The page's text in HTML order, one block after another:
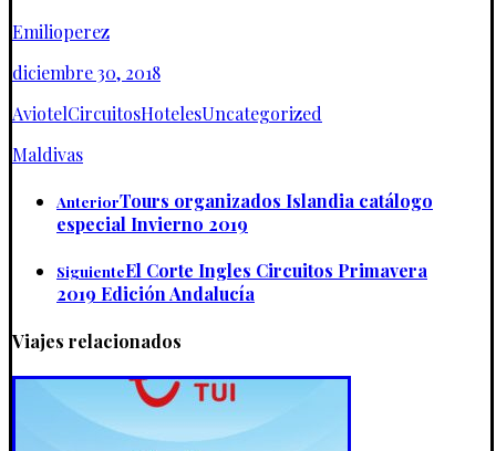
Emilioperez
diciembre 30, 2018
AviotelCircuitosHotelesUncategorized
Maldivas
AnteriorTours organizados Islandia catálogo
especial Invierno 2019
SiguienteEl Corte Ingles Circuitos Primavera
2019 Edición Andalucía
Viajes relacionados